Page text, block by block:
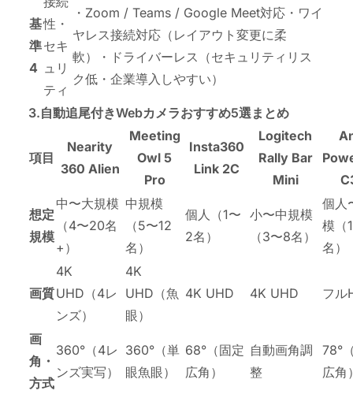
基
準
4
性・
セキ
ュリ
ティ
・Zoom / Teams / Google Meet対応・ワイ
ヤレス接続対応（レイアウト変更に柔
軟）・ドライバーレス（セキュリティリス
ク低・企業導入しやすい）
3.自動追尾付きWebカメラおすすめ5選まとめ
項目
Nearity
360 Alien
Meeting
Owl 5
Pro
Insta360
Link 2C
Logitech
Rally Bar
Mini
想定
規模
中〜大規模
（4〜20名
+）
中規模
（5〜12
名）
個人（1〜
2名）
小〜中規模
（3〜8名）
個人
模（
名）
画質
4K
UHD（4レ
ンズ）
4K
UHD（魚
眼）
4K UHD 4K UHD フル
画
角・
方式
360°（4レ
ンズ実写）
360°（単
眼魚眼）
68°（固定
広角）
自動画角調
整
78°
広角